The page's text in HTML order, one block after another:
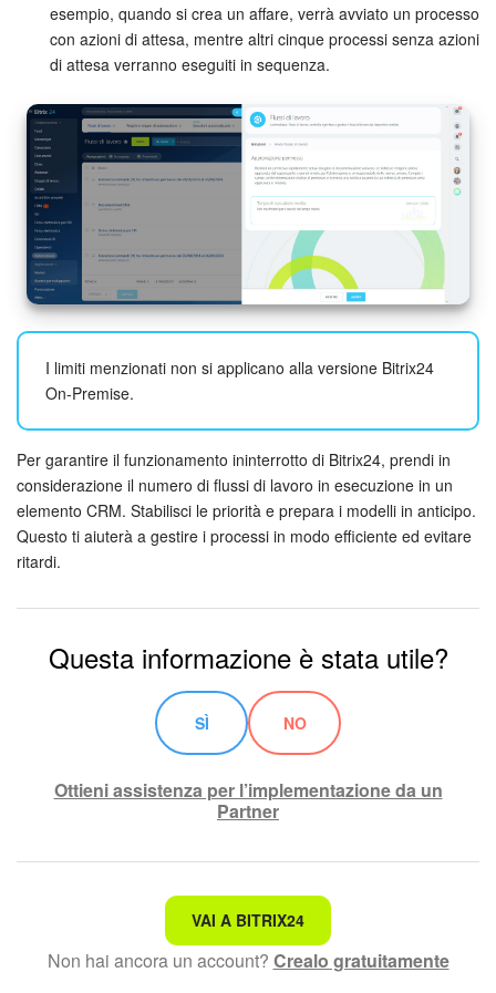
Analisi CRM
Generatore BI
Bitrix24 Market
Siti e store
Online store
Dipendenti
Firma elettronica
Firma elettronica per HR
Automazione
Gestione inventario
Mio profilo
Bitrix24 On-Premise
esempio, quando si crea un affare, verrà avviato un processo
con azioni di attesa, mentre altri cinque processi senza azioni
di attesa verranno eseguiti in sequenza.
I limiti menzionati non si applicano alla versione Bitrix24
On-Premise.
Per garantire il funzionamento ininterrotto di Bitrix24, prendi in
considerazione il numero di flussi di lavoro in esecuzione in un
elemento CRM. Stabilisci le priorità e prepara i modelli in anticipo.
Questo ti aiuterà a gestire i processi in modo efficiente ed evitare
ritardi.
Questa informazione è stata utile?
SÌ NO
Ottieni assistenza per l’implementazione da un
Partner
Non è quello che sto cercando.
Testo complesso e incomprensibile
VAI A BITRIX24
Non hai ancora un account? Crealo gratuitamente